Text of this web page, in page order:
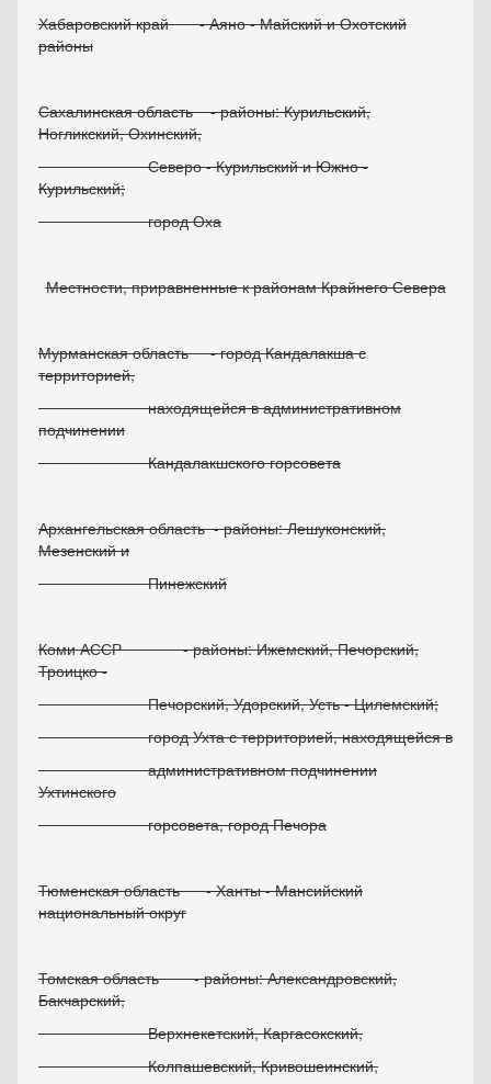
Хабаровский край - Аяно - Майский и Охотский
районы
Сахалинская область - районы: Курильский,
Ногликский, Охинский,
Северо - Курильский и Южно -
Курильский;
город Оха
Местности, приравненные к районам Крайнего Севера
Мурманская область - город Кандалакша с
территорией,
находящейся в административном
подчинении
Кандалакшского горсовета
Архангельская область - районы: Лешуконский,
Мезенский и
Пинежский
Коми АССР - районы: Ижемский, Печорский,
Троицко -
Печорский, Удорский, Усть - Цилемский;
город Ухта с территорией, находящейся в
административном подчинении
Ухтинского
горсовета, город Печора
Тюменская область - Ханты - Мансийский
национальный округ
Томская область - районы: Александровский,
Бакчарский,
Верхнекетский, Каргасокский,
Колпашевский, Кривошеинский,